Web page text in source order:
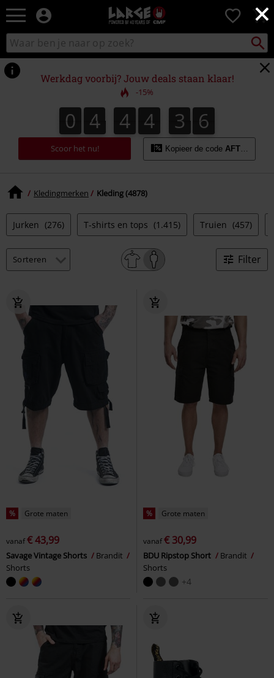
×
Large
–
Muziek-,
en
gaming-
merch
+
alternatieve
kleding
0
Zoek
in
catalogus
zoeken
Werkdag voorbij? Jouw deals staan klaar!
-15%
0
0 4
4 4
4 4
4 3
3
3
3 4
5
4
6
5
Scoor het nu! Kopieer de code
Kledingmerken Kleding (4878)
Jurken (276) T-shirts en tops (1.415) Truien (457)
Filter
% Grote maten
vanaf€ 43,99
Savage Vintage Shorts
Brandit
Shorts
% Grote maten
vanaf€ 30,99
BDU Ripstop Short
Brandit
Shorts
+4